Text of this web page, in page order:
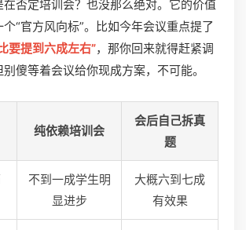
在否定培训会？也没那么绝对。它的价值
“官方风向标”。比如今年会议重点提了
要提到六成左右”，那你回来就得赶紧调
傻等着会议给你现成方案，不可能。
纯依赖培训会
会后自己拆真
题
不到一成学生明
显进步
大概六到七成
有效果